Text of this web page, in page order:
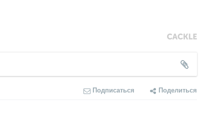
Подписаться Поделиться